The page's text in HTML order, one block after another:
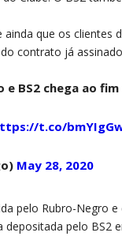
ainda que os
contrato já
BS2 chega ao fim
t.co/
May 28, 2020
pelo Rubro-Negro
depositada pelo BS2